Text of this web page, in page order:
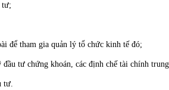
tư;
để tham gia quản lý tổ chức kinh tế đó;
tư chứng khoán, các định chế tài chính
tư.